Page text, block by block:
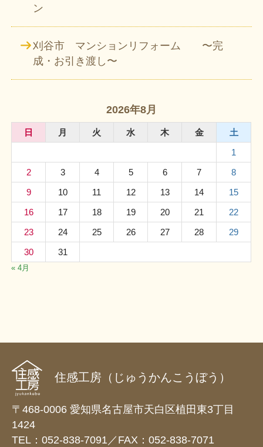
ン
刈谷市 マンションリフォーム 〜完
成・お引き渡し〜
2026年8月
日 月 火 水 木 金
土
1
2
3 4 5 6 7
8
9
10 11 12 13 14
15
16
17 18 19 20 21
22
23
24 25 26 27 28
29
30
31
« 4月
住感工房（じゅうかんこうぼう）
〒468-0006 愛知県名古屋市天白区植田東3丁目
1424
TEL：052-838-7091／FAX：052-838-7071